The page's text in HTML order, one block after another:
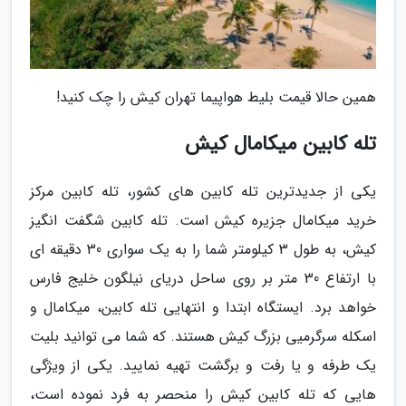
همین حالا قیمت بلیط هواپیما تهران کیش را چک کنید!
تله کابین میکامال کیش
یکی از جدیدترین تله کابین های کشور، تله کابین مرکز
خرید میکامال جزیره کیش است. تله کابین شگفت انگیز
کیش، به طول 3 کیلومتر شما را به یک سواری 30 دقیقه ای
با ارتفاع 30 متر بر روی ساحل دریای نیلگون خلیج فارس
خواهد برد. ایستگاه ابتدا و انتهایی تله کابین، میکامال و
اسکله سرگرمیی بزرگ کیش هستند. که شما می توانید بلیت
یک طرفه و یا رفت و برگشت تهیه نمایید. یکی از ویژگی
هایی که تله کابین کیش را منحصر به فرد نموده است،